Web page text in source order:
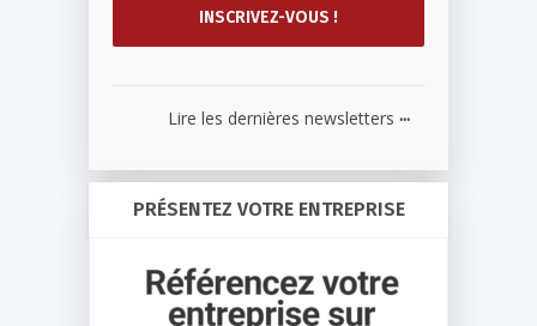
Lire les dernières newsletters ...
PRÉSENTEZ VOTRE ENTREPRISE